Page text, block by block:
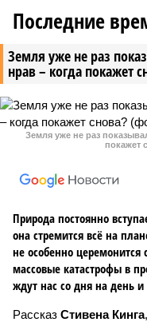
Земля уже не раз
нрав – когда покажет
Последние
Земля уже не раз
покажет
Природа постоянно
она стремится всё на
не особенно
массовые катастрофы в
ждут нас со дня на день и
Рассказ Стивена Кинга